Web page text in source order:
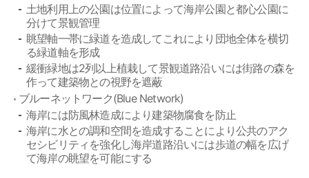
土地利用上の公園は位置によって海岸公園と都心公園に
分けて景観管理
眺望軸一帯に緑道を造成してこれにより団地全体を横切
る緑道軸を形成
緩衝緑地は2列以上植栽して景観道路沿いには街路の森を
作って建築物との視野を遮蔽
ブルーネットワーク(Blue Network)
海岸には防風林造成により建築物腐食を防止
海岸に水との調和空間を造成することにより公共のアク
セシビリティを強化し海岸道路沿いには歩道の幅を広げ
て海岸の眺望を可能にする